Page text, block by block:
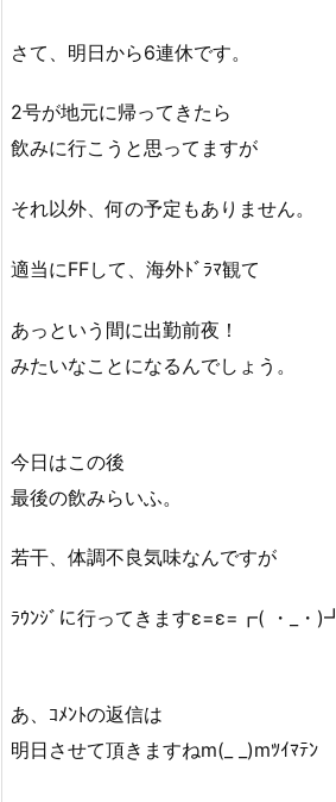
さて、明日から6連休です。
2号が地元に帰ってきたら
飲みに行こうと思ってますが
それ以外、何の予定もありません。
適当にFFして、海外ﾄﾞﾗﾏ観て
あっという間に出勤前夜！
みたいなことになるんでしょう。
今日はこの後
最後の飲みらいふ。
若干、体調不良気味なんですが
ﾗｳﾝｼﾞに行ってきますε=ε=┏( ・_・)┛
あ、ｺﾒﾝﾄの返信は
明日させて頂きますねm(_ _)mﾂｲﾏﾃﾝ